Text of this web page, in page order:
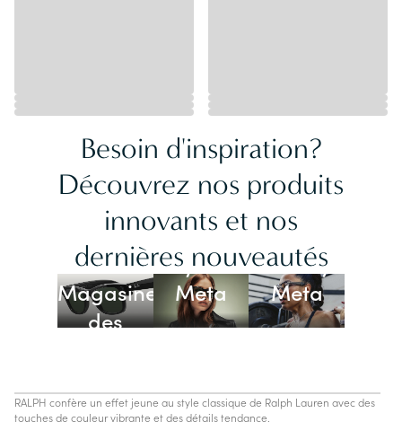
Besoin d'inspiration?
Découvrez nos produits
innovants et nos
dernières nouveautés
Magasiner
des
Ray-Ban
Meta
Lunettes
Oakley
Meta
RALPH confère un effet jeune au style classique de Ralph Lauren avec des
touches de couleur vibrante et des détails tendance.